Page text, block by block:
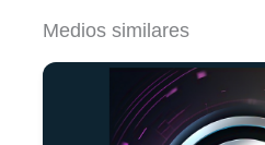
Medios similares